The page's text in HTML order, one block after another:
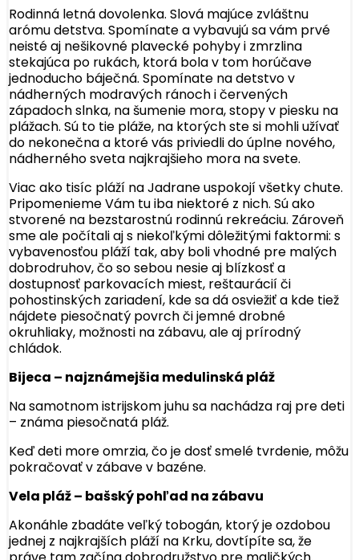
Rodinná letná dovolenka. Slová majúce zvláštnu
arómu detstva. Spomínate a vybavujú sa vám prvé
neisté aj nešikovné plavecké pohyby i zmrzlina
stekajúca po rukách, ktorá bola v tom horúčave
jednoducho báječná. Spomínate na detstvo v
nádherných modravých ránoch i červených
západoch slnka, na šumenie mora, stopy v piesku na
plážach. Sú to tie pláže, na ktorých ste si mohli užívať
do nekonečna a ktoré vás priviedli do úplne nového,
nádherného sveta najkrajšieho mora na svete.
Viac ako tisíc pláží na Jadrane uspokojí všetky chute.
Pripomenieme Vám tu iba niektoré z nich. Sú ako
stvorené na bezstarostnú rodinnú rekreáciu. Zároveň
sme ale počítali aj s niekoľkými dôležitými faktormi: s
vybavenosťou pláží tak, aby boli vhodné pre malých
dobrodruhov, čo so sebou nesie aj blízkosť a
dostupnosť parkovacích miest, reštaurácií či
pohostinských zariadení, kde sa dá osviežiť a kde tiež
nájdete piesočnatý povrch či jemné drobné
okruhliaky, možnosti na zábavu, ale aj prírodný
chládok.
Bijeca – najznámejšia medulinská pláž
Na samotnom istrijskom juhu sa nachádza raj pre deti
– známa piesočnatá pláž.
Keď deti more omrzia, čo je dosť smelé tvrdenie, môžu
pokračovať v zábave v bazéne.
Vela pláž – bašský pohľad na zábavu
Akonáhle zbadáte veľký tobogán, ktorý je ozdobou
jednej z najkrajších pláží na Krku, dovtípíte sa, že